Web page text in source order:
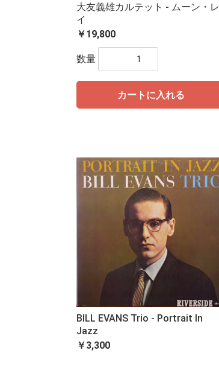
大友義雄カルテット - ムーン・レ
イ
￥19,800
数量
カートに入れる
BILL EVANS Trio - Portrait In
Jazz
￥3,300